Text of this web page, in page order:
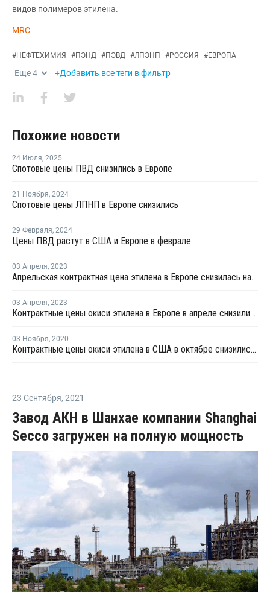
видов полимеров этилена.
MRC
#НЕФТЕХИМИЯ #ПЭНД #ПЭВД #ЛПЭНП #РОССИЯ #ЕВРОПА
Еще4 +Добавить все теги в фильтр
Похожие новости
24 Июля, 2025
Спотовые цены ПВД снизились в Европе
21 Ноября, 2024
Спотовые цены ЛПНП в Европе снизились
29 Февраля, 2024
Цены ПВД растут в США и Европе в феврале
03 Апреля, 2023
Апрельская контрактная цена этилена в Европе снизилась на EUR40 за тонну
03 Апреля, 2023
Контрактные цены окиси этилена в Европе в апреле снизились на EUR33 за тонну
03 Ноября, 2020
Контрактные цены окиси этилена в США в октябре снизились на USD13 за тонну
23 Сентября, 2021
Завод АКН в Шанхае компании Shanghai
Secco загружен на полную мощность